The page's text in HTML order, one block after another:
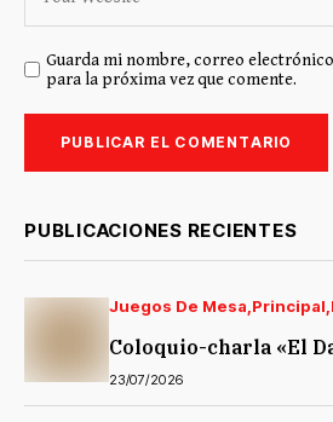
Guarda mi nombre, correo
para la próxima vez que comente.
PUBLICACIONES RECIENTES
Juegos De Mesa Principal
Coloquio-charla «El
23/07/2026